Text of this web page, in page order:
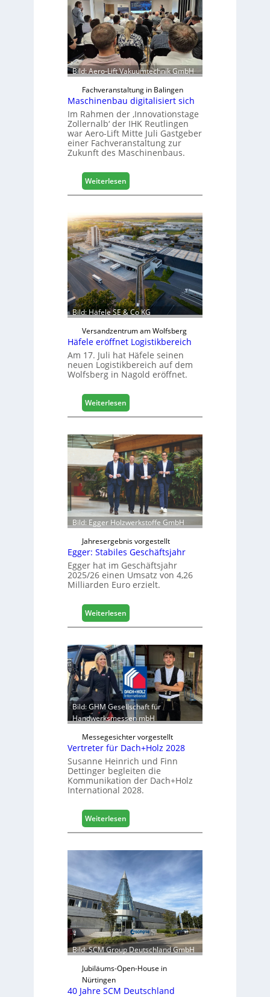
Bild: Aero-Lift Vakuumtechnik GmbH
Fachveranstaltung in Balingen
Maschinenbau digitalisiert sich
Im Rahmen der ‚Innovationstage
Zollernalb‘ der IHK Reutlingen
war Aero-Lift Mitte Juli Gastgeber
einer Fachveranstaltung zur
Zukunft des Maschinenbaus.
Weiterlesen:
M
s
c
h
i
n
e
n
b
a
u
d
i
g
i
t
i
i
e
r
t
s
c
h
Bild: Häfele SE & Co KG
Versandzentrum am Wolfsberg
Häfele eröffnet Logistikbereich
Am 17. Juli hat Häfele seinen
neuen Logistikbereich auf dem
Wolfsberg in Nagold eröffnet.
Weiterlesen:
H
f
e
l
e
e
r
ö
f
f
n
e
t
L
o
s
i
k
b
e
r
e
i
c
h
Bild: Egger Holzwerkstoffe GmbH
Jahresergebnis vorgestellt
Egger: Stabiles Geschäftsjahr
Egger hat im Geschäftsjahr
2025/26 einen Umsatz von 4,26
Milliarden Euro erzielt.
Weiterlesen:
E
g
e
r
S
t
a
b
i
l
e
s
G
e
s
c
h
f
s
j
a
h
r
Bild: GHM Gesellschaft für
Handwerksmessen mbH
Messegesichter vorgestellt
Vertreter für Dach+Holz 2028
Susanne Heinrich und Finn
Dettinger begleiten die
Kommunikation der Dach+Holz
International 2028.
Weiterlesen:
V
r
r
e
t
e
r
f
ü
r
D
c
Bild: SCM Group Deutschland GmbH
Jubiläums-Open-House in
Nürtingen
40 Jahre SCM Deutschland